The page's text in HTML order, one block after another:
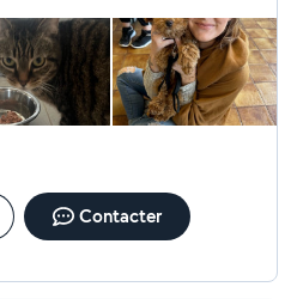
Contacter